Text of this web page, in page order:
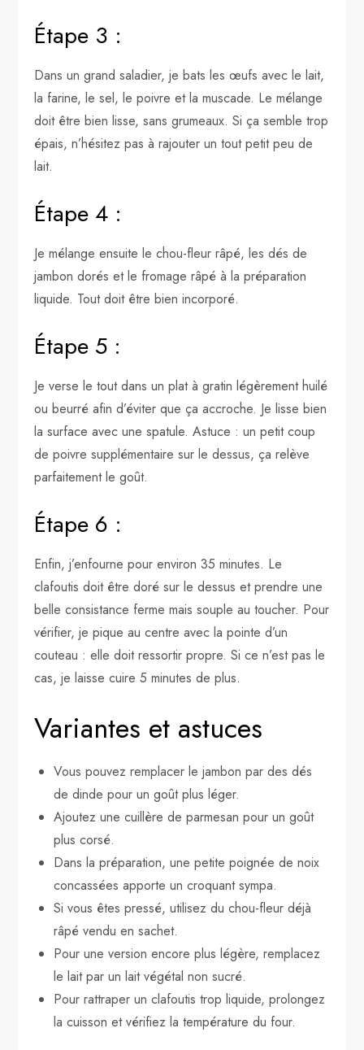
Étape 3 :
Dans un grand saladier, je bats les œufs avec le lait,
la farine, le sel, le poivre et la muscade. Le mélange
doit être bien lisse, sans grumeaux. Si ça semble trop
épais, n’hésitez pas à rajouter un tout petit peu de
lait.
Étape 4 :
Je mélange ensuite le chou-fleur râpé, les dés de
jambon dorés et le fromage râpé à la préparation
liquide. Tout doit être bien incorporé.
Étape 5 :
Je verse le tout dans un plat à gratin légèrement huilé
ou beurré afin d’éviter que ça accroche. Je lisse bien
la surface avec une spatule. Astuce : un petit coup
de poivre supplémentaire sur le dessus, ça relève
parfaitement le goût.
Étape 6 :
Enfin, j’enfourne pour environ 35 minutes. Le
clafoutis doit être doré sur le dessus et prendre une
belle consistance ferme mais souple au toucher. Pour
vérifier, je pique au centre avec la pointe d’un
couteau : elle doit ressortir propre. Si ce n’est pas le
cas, je laisse cuire 5 minutes de plus.
Variantes et astuces
Vous pouvez remplacer le jambon par des dés
de dinde pour un goût plus léger.
Ajoutez une cuillère de parmesan pour un goût
plus corsé.
Dans la préparation, une petite poignée de noix
concassées apporte un croquant sympa.
Si vous êtes pressé, utilisez du chou-fleur déjà
râpé vendu en sachet.
Pour une version encore plus légère, remplacez
le lait par un lait végétal non sucré.
Pour rattraper un clafoutis trop liquide, prolongez
la cuisson et vérifiez la température du four.